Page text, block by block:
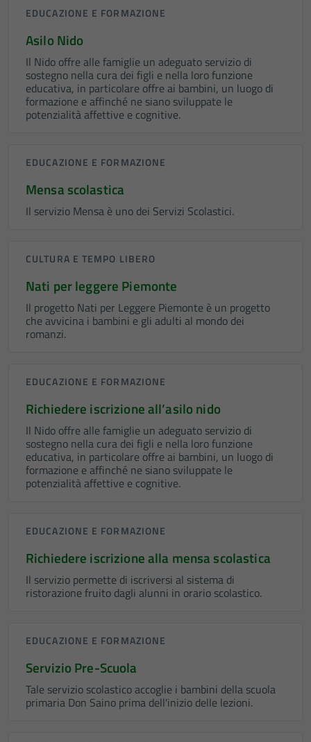
EDUCAZIONE E FORMAZIONE
Asilo Nido
Il Nido offre alle famiglie un adeguato servizio di
sostegno nella cura dei figli e nella loro funzione
educativa, in particolare offre ai bambini, un luogo di
formazione e affinché ne siano sviluppate le
potenzialità affettive e cognitive.
EDUCAZIONE E FORMAZIONE
Mensa scolastica
Il servizio Mensa è uno dei Servizi Scolastici.
CULTURA E TEMPO LIBERO
Nati per leggere Piemonte
Il progetto Nati per Leggere Piemonte è un progetto
che avvicina i bambini e gli adulti al mondo dei
romanzi.
EDUCAZIONE E FORMAZIONE
Richiedere iscrizione all’asilo nido
Il Nido offre alle famiglie un adeguato servizio di
sostegno nella cura dei figli e nella loro funzione
educativa, in particolare offre ai bambini, un luogo di
formazione e affinché ne siano sviluppate le
potenzialità affettive e cognitive.
EDUCAZIONE E FORMAZIONE
Richiedere iscrizione alla mensa scolastica
Il servizio permette di iscriversi al sistema di
ristorazione fruito dagli alunni in orario scolastico.
EDUCAZIONE E FORMAZIONE
Servizio Pre-Scuola
Tale servizio scolastico accoglie i bambini della scuola
primaria Don Saino prima dell'inizio delle lezioni.